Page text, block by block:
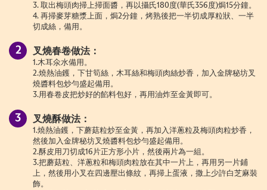
3. 取出梅頭肉掃上掃面醬，再以攝氏180度(華氏356度)焗15分鐘。
4. 再掃麥芽糖漿上面，焗2分鐘，烤熟後把一半切成厚粒狀、一半
切成絲，備用。
叉燒春卷做法：
1.木耳氽水備用。
2.燒熱油鑊，下甘筍絲，木耳絲和梅頭肉絲炒香，加入金牌秘坊叉
燒醬料包炒勻盛起備用。
3.用春卷皮把炒好的餡料包好，再用油炸至金黃即可。
叉燒酥做法：
1.燒熱油鑊，下蘑菇粒炒至金黃，再加入洋蔥粒及梅頭肉粒炒香，
然後加入金牌秘坊叉燒醬料包炒勻盛起備用。
2.酥皮用刀切成16片正方形小片，然後兩片為一組。
3.把蘑菇粒、洋蔥粒和梅頭肉粒放在其中一片上，再用另一片鋪
上，然後用小叉在四邊壓出條紋，再掃上蛋液，撒上少許白芝麻裝
飾。